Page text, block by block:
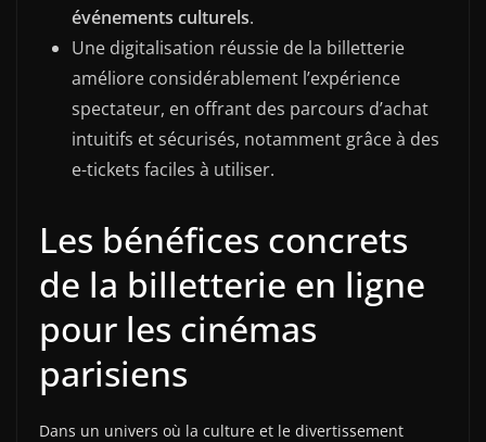
événements culturels.
Une digitalisation réussie de la billetterie
améliore considérablement l’expérience
spectateur, en offrant des parcours d’achat
intuitifs et sécurisés, notamment grâce à des
e-tickets faciles à utiliser.
Les bénéfices concrets
de la billetterie en ligne
pour les cinémas
parisiens
Dans un univers où la culture et le divertissement